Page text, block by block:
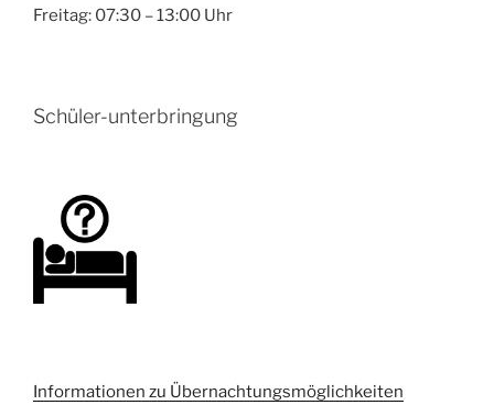
Freitag: 07:30 – 13:00 Uhr
Schüler-unterbringung
Informationen zu Übernachtungsmöglichkeiten